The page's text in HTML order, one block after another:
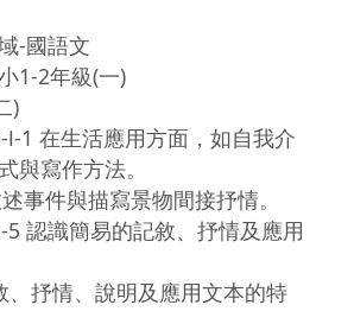
-國語文
1-2年級(一)
)
1 在生活應用方面，如自我介
與寫作方法。
事件與描寫景物間接抒情。
5 認識簡易的記敘、抒情及應用
、抒情、說明及應用文本的特